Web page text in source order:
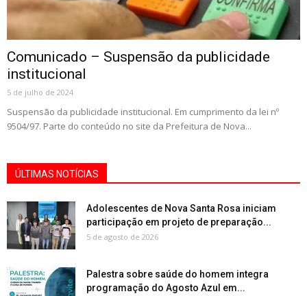
Comunicado – Suspensão da publicidade
institucional
5 de julho de 2024
Suspensão da publicidade institucional. Em cumprimento da lei nº
9504/97. Parte do conteúdo no site da Prefeitura de Nova...
ÚLTIMAS NOTÍCIAS
Adolescentes de Nova Santa Rosa iniciam
participação em projeto de preparação...
5 de agosto de 2026
Palestra sobre saúde do homem integra
programação do Agosto Azul em...